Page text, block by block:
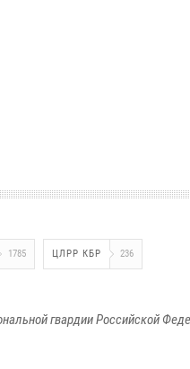
1785 ЦЛРР КБР 236
гвардии Российской